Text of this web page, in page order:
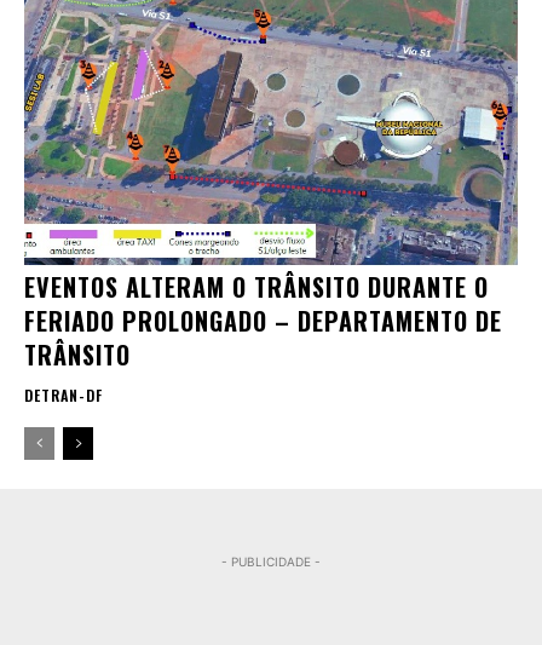
EVENTOS ALTERAM O TRÂNSITO DURANTE O
FERIADO PROLONGADO – DEPARTAMENTO DE
TRÂNSITO
DETRAN-DF
- PUBLICIDADE -